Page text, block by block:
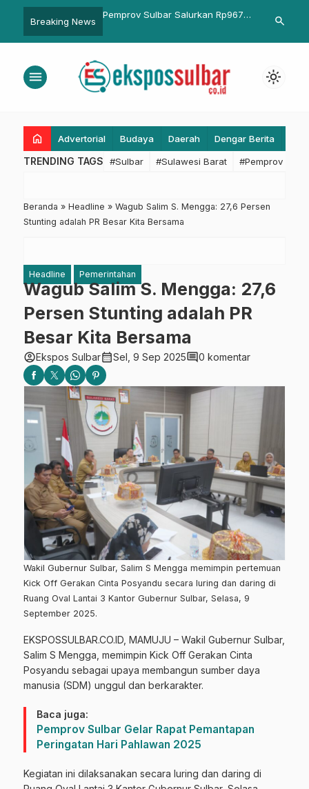
Breaking News
Pemprov Sulbar Salurkan Rp967
Penghasilan Perangkat Desa di
Tingkatkan
dan
search
menu light_mode
home Advertorial Budaya Daerah Dengar Berita
TRENDING TAGS #Sulbar #Sulawesi Barat #Pemprov
Beranda » Headline » Wagub Salim S. Mengga: 27,6 Persen
Stunting adalah PR Besar Kita Bersama
Headline Pemerintahan
Wagub Salim S. Mengga: 27,6
Persen Stunting adalah PR
Besar Kita Bersama
account_circleEkspos Sulbarcalendar_monthSel, 9 Sep 2025comment0 komentar
Wakil Gubernur Sulbar, Salim S Mengga memimpin pertemuan
Kick Off Gerakan Cinta Posyandu secara luring dan daring di
Ruang Oval Lantai 3 Kantor Gubernur Sulbar, Selasa, 9
September 2025.
EKSPOSSULBAR.CO.ID, MAMUJU – Wakil Gubernur Sulbar,
Salim S Mengga, memimpin Kick Off Gerakan Cinta
Posyandu sebagai upaya membangun sumber daya
manusia (SDM) unggul dan berkarakter.
Baca juga:
Pemprov Sulbar Gelar Rapat Pemantapan
Peringatan Hari Pahlawan 2025
Kegiatan ini dilaksanakan secara luring dan daring di